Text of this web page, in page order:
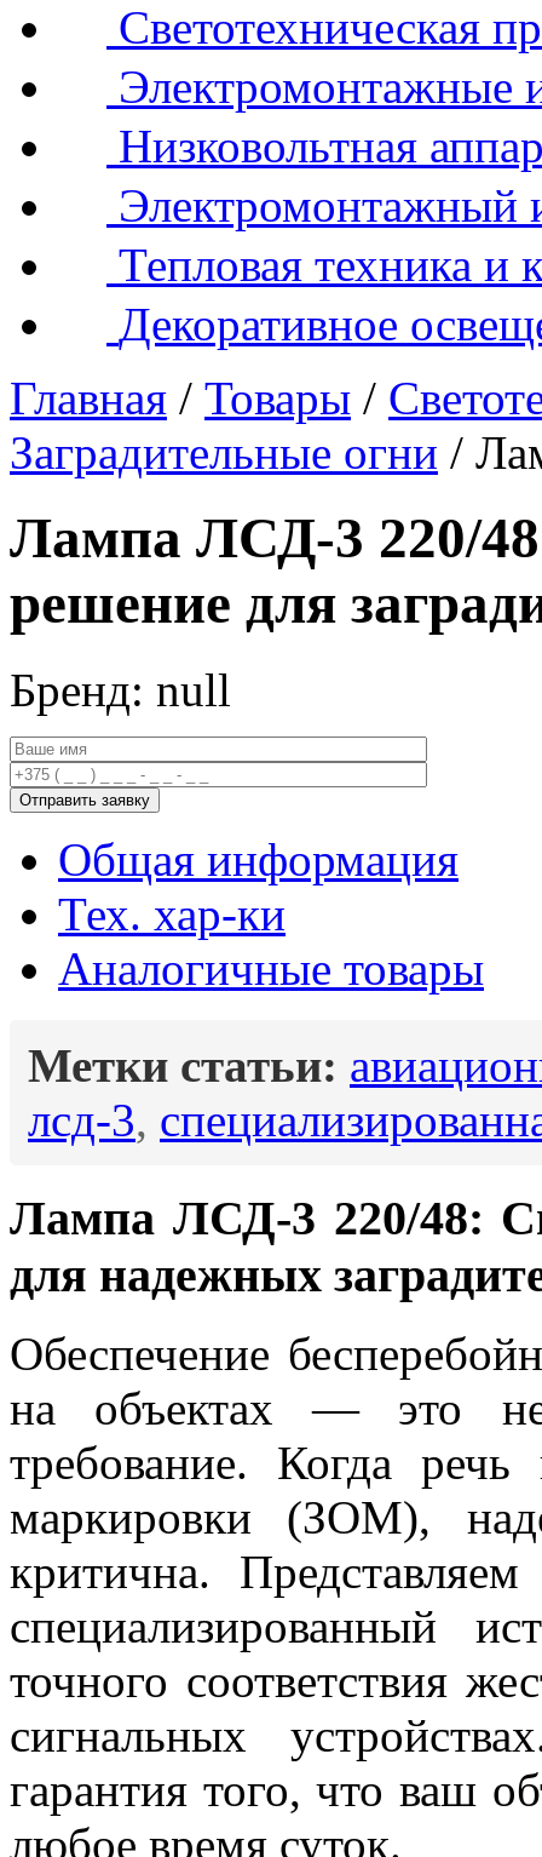
Светотехническая
Электромонтажные
Низковольтная
Электромонтажный
Тепловая техника и
Декоративное
Главная / Товары /
Заградительные огни /
Лампа ЛСД-3 220/
решение для
Бренд: null
Общая информация
Тех. хар-ки
Аналогичные товары
Метки статьи:
лсд-3,
Лампа ЛСД-3 220/48:
для надежных
Обеспечение
на объектах — это
требование. Когда
маркировки (ЗОМ),
критична.
специализированный
точного соответствия
сигнальных
гарантия того, что ваш
любое время суток.